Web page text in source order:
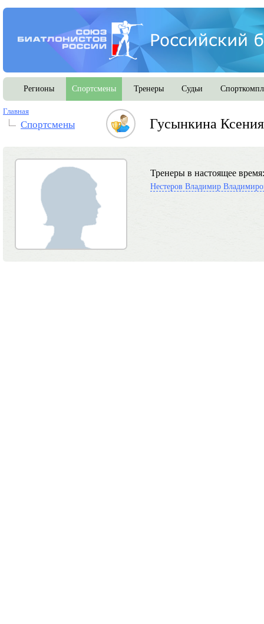
Регионы Спортсмены Тренеры Судьи
Главная
Спортсмены Гусынкина
Тренеры в настоящее время:
Нестеров Владимир